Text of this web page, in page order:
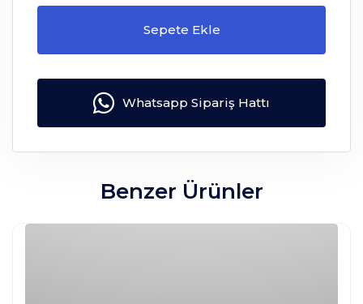
Sepete Ekle
Whatsapp Sipariş Hattı
Benzer Ürünler